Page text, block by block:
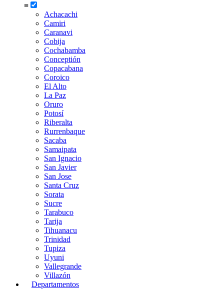
≡
Achacachi
Camiri
Caranavi
Cobija
Cochabamba
Conceptión
Copacabana
Coroico
El Alto
La Paz
Oruro
Potosí
Riberalta
Rurrenbaque
Sacaba
Samaipata
San Ignacio
San Javier
San Jose
Santa Cruz
Sorata
Sucre
Tarabuco
Tarija
Tihuanacu
Trinidad
Tupiza
Uyuni
Vallegrande
Villazón
Departamentos